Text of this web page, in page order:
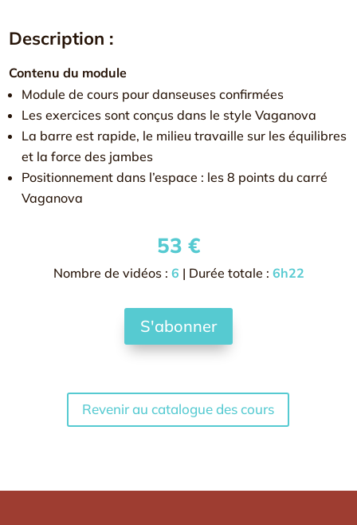
Description :
Contenu du module
Module de cours pour danseuses confirmées
Les exercices sont conçus dans le style Vaganova
La barre est rapide, le milieu travaille sur les équilibres
et la force des jambes
Positionnement dans l’espace : les 8 points du carré
Vaganova
53 €
Nombre de vidéos : 6 | Durée totale : 6h22
S'abonner
Revenir au catalogue des cours